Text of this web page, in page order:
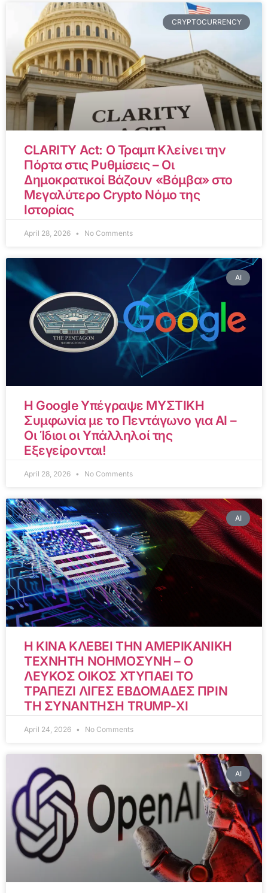
CRYPTOCURRENCY
CLARITY Act: Ο Τραμπ Κλείνει την
Πόρτα στις Ρυθμίσεις – Οι
Δημοκρατικοί Βάζουν «Βόμβα» στο
Μεγαλύτερο Crypto Νόμο της
Ιστορίας
April 28, 2026 No Comments
AI
Η Google Υπέγραψε ΜΥΣΤΙΚΗ
Συμφωνία με το Πεντάγωνο για AI –
Οι Ίδιοι οι Υπάλληλοί της
Εξεγείρονται!
April 28, 2026 No Comments
AI
Η ΚΙΝΑ ΚΛΕΒΕΙ ΤΗΝ ΑΜΕΡΙΚΑΝΙΚΗ
ΤΕΧΝΗΤΗ ΝΟΗΜΟΣΥΝΗ – Ο
ΛΕΥΚΟΣ ΟΙΚΟΣ ΧΤΥΠΑΕΙ ΤΟ
ΤΡΑΠΕΖΙ ΛΙΓΕΣ ΕΒΔΟΜΑΔΕΣ ΠΡΙΝ
ΤΗ ΣΥΝΑΝΤΗΣΗ TRUMP-XI
April 24, 2026 No Comments
AI